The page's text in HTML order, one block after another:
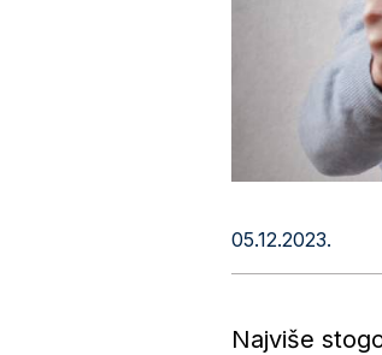
05.12.2023.
Najviše